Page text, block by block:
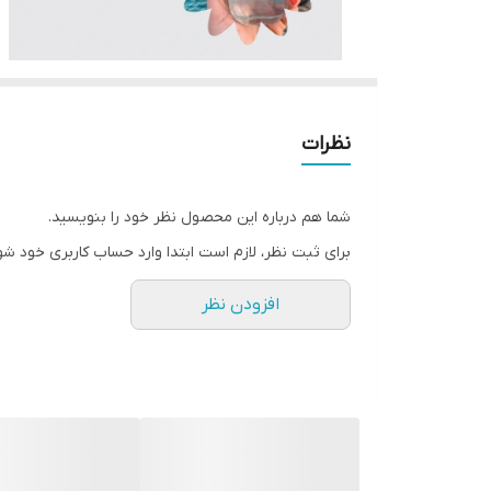
نظرات
شما هم درباره این محصول نظر خود را بنویسید.
برای ثبت نظر، لازم است ابتدا وارد حساب کاربری خود
افزودن نظر